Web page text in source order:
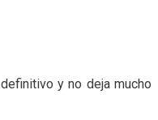
y no deja mucho